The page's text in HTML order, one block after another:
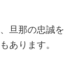
旦那の忠誠を
あります。